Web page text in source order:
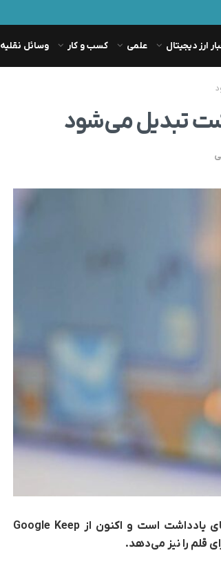
ارز دیجیتال علمی کسب و کار وسائل نقلیه
اندروید 14 مشغول کار روی تنظیمات سیستم جدید برای برنامه‌های یادداشت است و اکنون از Google Keep
قلم را نیز می‌دهد.